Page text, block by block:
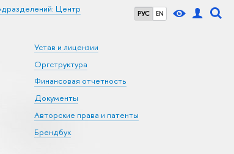
РУС EN
Центр
Устав и лицензии
Оргструктура
Финансовая отчетность
Документы
Авторские права и патенты
Брендбук